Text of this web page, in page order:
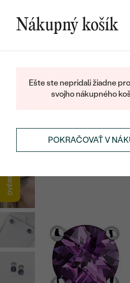
LETNÝ
BLOGŠPERKY NA MIERU
NÁUŠNICESTRIEBORNÉ
Nákupný košík
Ešte ste nepridali žiadne
svojho nákupného
POKRAČOVAŤ V